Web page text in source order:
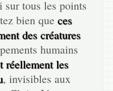
sur tous les points
bien queces
des créatures
humains
réellement les
, invisibles aux